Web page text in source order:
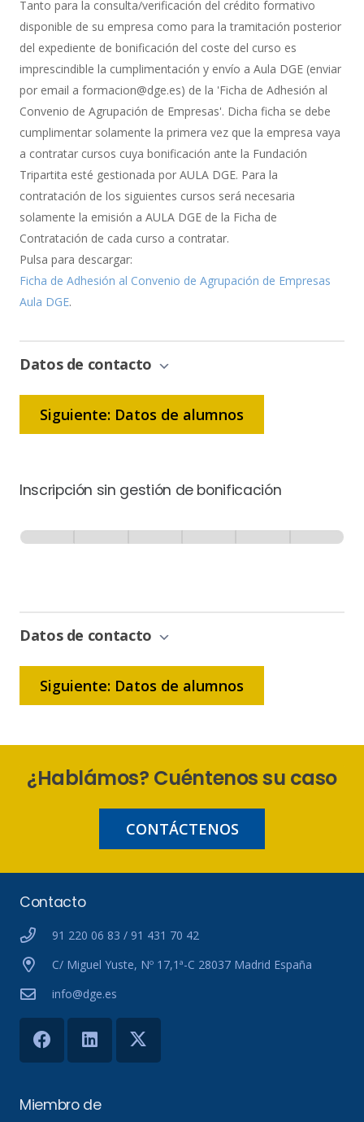
Bonificación
Tanto para la consulta/verificación del crédito formativo
disponible de su empresa como para la tramitación posterior
del expediente de bonificación del coste del curso es
imprescindible la cumplimentación y envío a Aula DGE (enviar
por email a formacion@dge.es) de la 'Ficha de Adhesión al
Convenio de Agrupación de Empresas'. Dicha ficha se debe
cumplimentar solamente la primera vez que la empresa vaya
a contratar cursos cuya bonificación ante la Fundación
Tripartita esté gestionada por AULA DGE. Para la
contratación de los siguientes cursos será necesaria
solamente la emisión a AULA DGE de la Ficha de
Contratación de cada curso a contratar.
Pulsa para descargar:
Ficha de Adhesión al Convenio de Agrupación de Empresas
Aula DGE.
Datos de contacto
Siguiente: Datos de alumnos
Inscripción sin gestión de bonificación
-
Bonificación
Datos de contacto
Siguiente: Datos de alumnos
¿Hablámos? Cuéntenos su caso
CONTÁCTENOS
Contacto
91 220 06 83 / 91 431 70 42
C/ Miguel Yuste, Nº 17,1ª-C 28037 Madrid España
info@dge.es
Miembro de